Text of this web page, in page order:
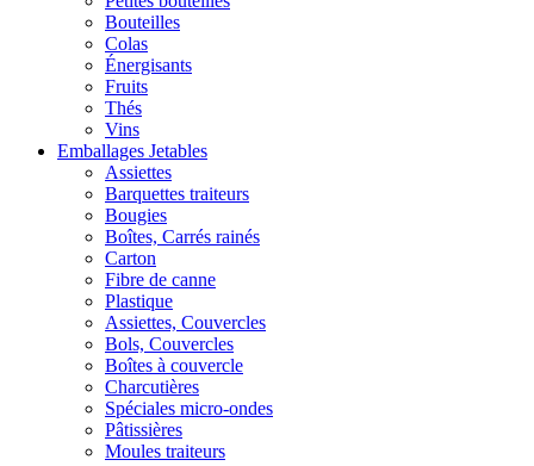
Bouteilles
Colas
Énergisants
Fruits
Thés
Vins
Emballages Jetables
Assiettes
Barquettes traiteurs
Bougies
Boîtes, Carrés rainés
Carton
Fibre de canne
Plastique
Assiettes, Couvercles
Bols, Couvercles
Boîtes à couvercle
Charcutières
Spéciales micro-ondes
Pâtissières
Moules traiteurs